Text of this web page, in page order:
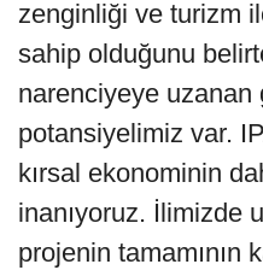
zenginliği ve turizm
sahip olduğunu
narenciyeye uzanan
potansiyelimiz var.
kırsal ekonominin
inanıyoruz. İlimizde
projenin tamamının